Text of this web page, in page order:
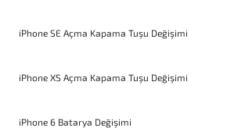
iPhone SE Açma Kapama Tuşu Değişimi
iPhone XS Açma Kapama Tuşu Değişimi
iPhone 6 Batarya Değişimi